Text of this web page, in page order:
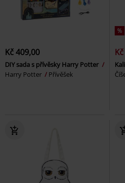
Kč 409,00
DIY sada s přívěsky Harry Potter
Harry Potter
Přívěšek
%